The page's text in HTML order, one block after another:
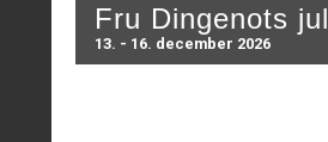
Fru Dingenots jul
13. - 16. december 2026